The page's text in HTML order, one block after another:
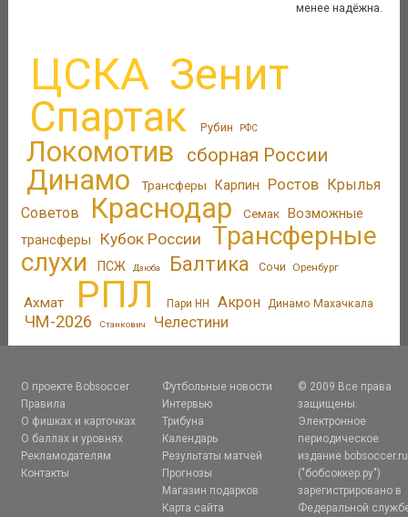
менее надёжна.
ЦСКА Зенит
Спартак Рубин РФС
Локомотив сборная России
Динамо Трансферы Карпин Ростов
Крылья
Советов
Краснодар Семак Возможные
трансферы
Кубок России
Трансферные
слухи
ПСЖ Дзюба Балтика Сочи Оренбург
Ахмат РПЛ Пари НН Акрон Динамо Махачкала
ЧМ-2026 Станкович Челестини
О проекте Bobsoccer
Правила
О фишках и карточках
О баллах и уровнях
Рекламодателям
Контакты
Футбольные новости
Интервью
Трибуна
Календарь
Результаты матчей
Прогнозы
Магазин подарков
Карта сайта
© 2009 Все права
защищены.
Электронное
периодическое
издание bobsoccer.ru
("бобсоккер.ру")
зарегистрировано в
Федеральной